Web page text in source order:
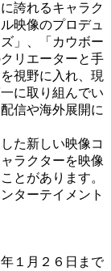
誇れるキャラク
映像のプロデュ
」、「カウボー
リエーターと手
視野に入れ、現
に取り組んでい
信や海外展開に
た新しい映像コ
ラクターを映像
とがあります。
ターテイメント
１月２６日まで